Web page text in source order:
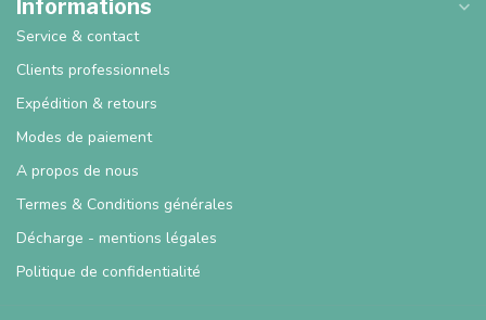
Informations
Service & contact
Clients professionnels
Expédition & retours
Modes de paiement
A propos de nous
Termes & Conditions générales
Décharge - mentions légales
Politique de confidentialité